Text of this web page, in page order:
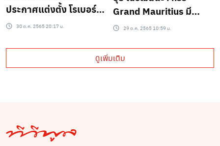
ประกาศแต่งตั้ง โรเบอร์ต้า
มาแทน Miss Grand
ตำแหน่ง
30 ต.ค. 2565 20:17 น.
Grand Mauritius มี
พฤติกรรมแบบนี้ ตอนคืนม
29 ต.ค. 2565 10:59 น.
ดูเพิ่มเติม